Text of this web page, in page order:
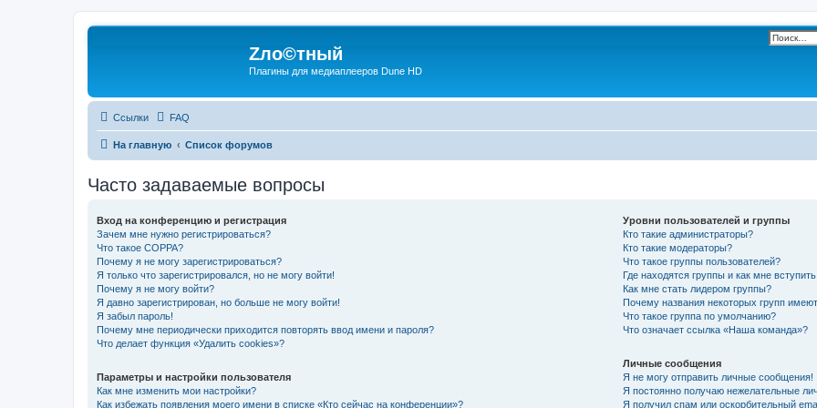
Zло©тный
Плагины для медиаплееров Dune HD
Ссылки FAQ
На главную Список форумов
Часто задаваемые вопросы
Вход на конференцию и регистрация
Зачем мне нужно регистрироваться?
Что такое COPPA?
Почему я не могу зарегистрироваться?
Я только что зарегистрировался, но не могу войти!
Почему я не могу войти?
Я давно зарегистрирован, но больше не могу войти!
Я забыл пароль!
Почему мне периодически приходится повторять ввод имени и пароля?
Что делает функция «Удалить cookies»?
Параметры и настройки пользователя
Как мне изменить мои настройки?
Как избежать появления моего имени в списке «Кто сейчас на конференции»?
Уровни пользователей и группы
Кто такие администраторы?
Кто такие модераторы?
Что такое группы пользователей?
Где находятся группы и как мне
Как мне стать лидером группы?
Почему названия некоторых групп
Что такое группа по умолчанию?
Что означает ссылка «Наша команда»?
Личные сообщения
Я не могу отправить личные сообщения!
Я постоянно получаю нежелательные
Я получил спам или оскорбительный